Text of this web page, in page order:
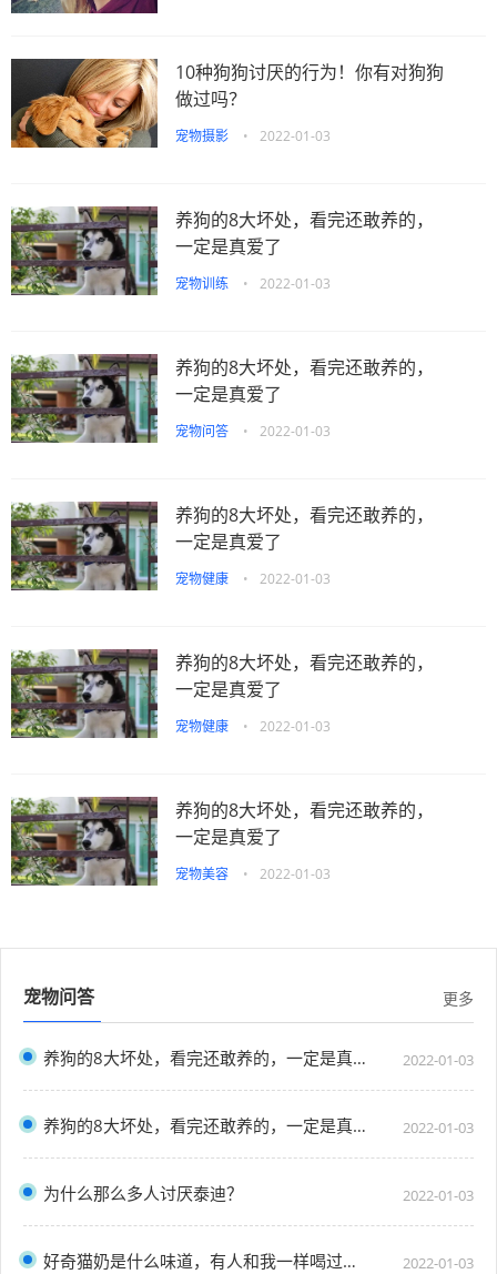
10种狗狗讨厌的行为！你有对狗狗
做过吗？
宠物摄影 • 2022-01-03
养狗的8大坏处，看完还敢养的，
一定是真爱了
宠物训练 • 2022-01-03
养狗的8大坏处，看完还敢养的，
一定是真爱了
宠物问答 • 2022-01-03
养狗的8大坏处，看完还敢养的，
一定是真爱了
宠物健康 • 2022-01-03
养狗的8大坏处，看完还敢养的，
一定是真爱了
宠物健康 • 2022-01-03
养狗的8大坏处，看完还敢养的，
一定是真爱了
宠物美容 • 2022-01-03
宠物问答 更多
养狗的8大坏处，看完还敢养的，一定是真爱了 2022-01-03
养狗的8大坏处，看完还敢养的，一定是真爱了 2022-01-03
为什么那么多人讨厌泰迪？ 2022-01-03
好奇猫奶是什么味道，有人和我一样喝过猫奶吗？” 2022-01-03